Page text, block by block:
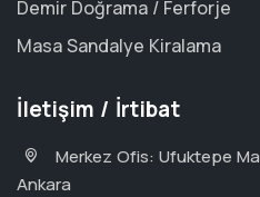
Demir Doğrama / Ferforje
Masa Sandalye Kiralama
İletişim / İrtibat
Merkez Ofis: Ufuktepe
Ankara